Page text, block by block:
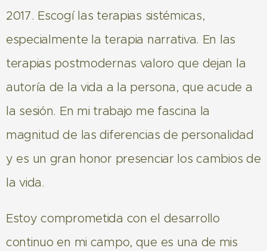
2017. Escogí las terapias sistémicas,
especialmente la terapia narrativa. En las
terapias postmodernas valoro que dejan la
autoría de la vida a la persona, que acude a
la sesión. En mi trabajo me fascina la
magnitud de las diferencias de personalidad
y es un gran honor presenciar los cambios de
la vida.
Estoy comprometida con el desarrollo
continuo en mi campo, que es una de mis